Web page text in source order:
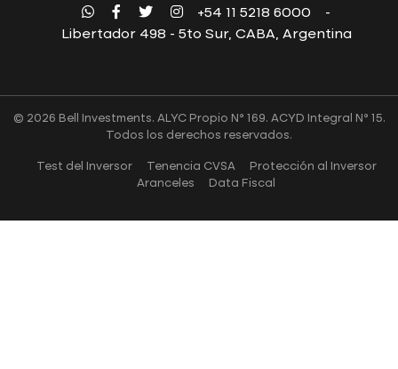
+54 11 5218 6000
-
Libertador 498 - 5to Sur, CABA, Argentina
© 2026 Bell Investments. ALYC Propio N° 169. ACYD Integral N° 15.
Todos los derechos reservados.
Test del Inversor Tenencia CVSA
Protección al Inversor
Aranceles
Data Fiscal